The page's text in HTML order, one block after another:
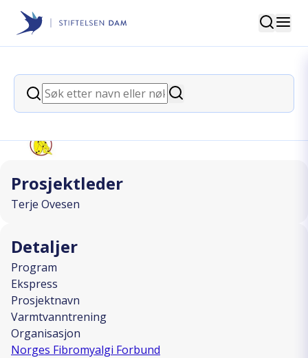
Stiftelsen Dam
Søk
Søk
Søk
back
Varmtvanntrening
Prosjektleder
Terje Ovesen
Detaljer
Program
Ekspress
Prosjektnavn
Varmtvanntrening
Organisasjon
Norges Fibromyalgi Forbund